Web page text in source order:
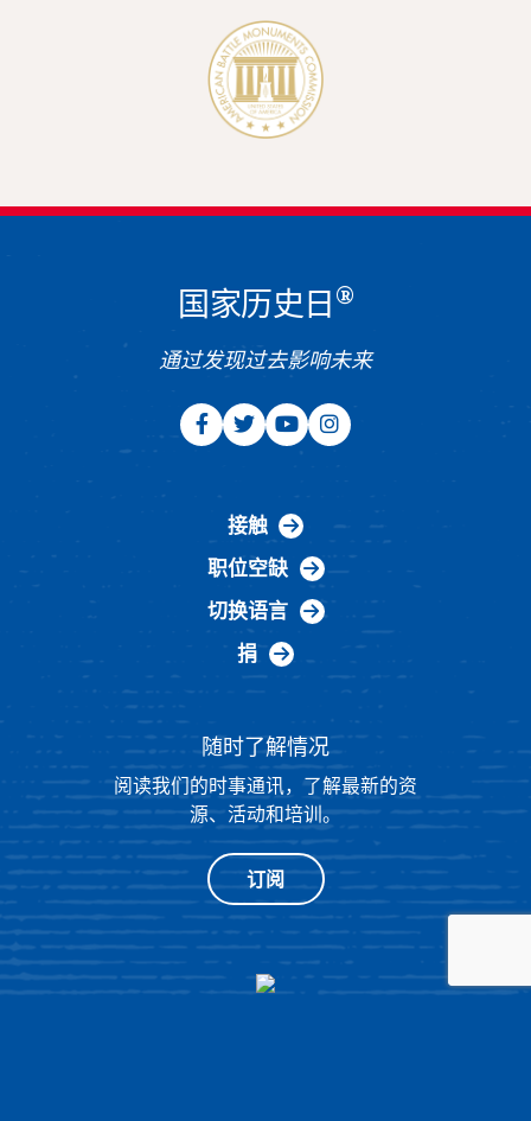
国家历史日 ®
通过发现过去影响未来
接触
职位空缺
切换语言
捐
随时了解情况
阅读我们的时事通讯，了解最新的资
源、活动和培训。
订阅